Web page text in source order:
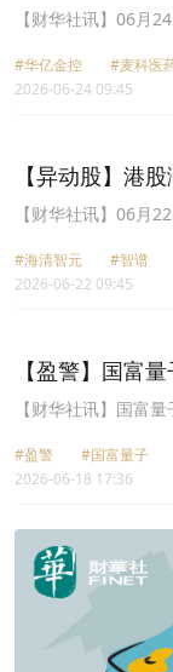
+141.13%，麦
【财华社讯】06月
+85.82%、有线宽频
(02729.HK)涨幅
+11.43%、澳洲成
#华亿金控 #麦科医
2026-06-24 09:45
【异动股】港
+286.11%，智
【财华社讯】06月
国富量子(00290.HK)
+25.98%、京玖康疗
(00648.HK)涨幅
#海清智元 #智谱
2026-06-22 09:45
【盈警】国富
亏损不超21.38
【财华社讯】国富
年同期公司拥有人应
因于(i)2024年12月
为11.1亿港元，该
发行约14.05亿股公
完成发行新股份后
26.29%而确认约
#盈警 #国富量子
2026-06-18 17:36